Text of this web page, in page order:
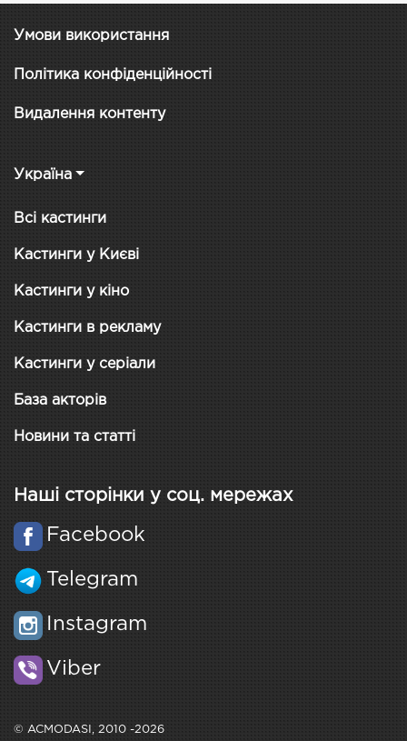
Умови використання
Політика конфіденційності
Видалення контенту
Україна
Всі кастинги
Кастинги у Києві
Кастинги у кіно
Кастинги в рекламу
Кастинги у серіали
База акторів
Новини та статті
Наші сторінки у соц. мережах
Facebook
Telegram
Instagram
Viber
© ACMODASI, 2010 -2026